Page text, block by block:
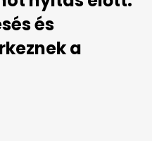
és
a